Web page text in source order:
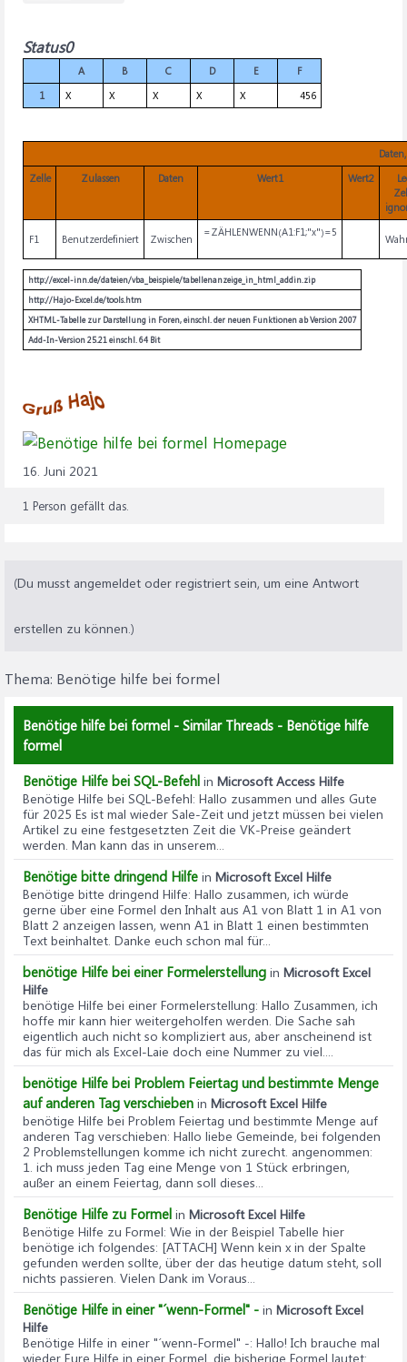
Status0
A B C D E
F
1
X X X X X 456
Zelle
Zulassen Daten Wert1 Wert2
F1 Benutzerdefiniert Zwischen
=ZÄHLENWENN(A1:F1;"x")=5
http://excel-inn.de/dateien/vba_beispiele/tabellenanzeige_in_html_addin.zip
http://Hajo-Excel.de/tools.htm
XHTML-Tabelle zur Darstellung in Foren, einschl. der neuen Funktionen ab Version 2007
Add-In-Version 25.21 einschl. 64 Bit
16. Juni 2021
1 Person gefällt das.
(Du musst angemeldet oder registriert sein, um eine Antwort
erstellen zu können.)
Thema: Benötige hilfe bei formel
Benötige hilfe bei formel - Similar Threads - Benötige hilfe
formel
Benötige Hilfe bei SQL-Befehl in Microsoft Access Hilfe
Benötige Hilfe bei SQL-Befehl: Hallo zusammen und alles Gute
für 2025 Es ist mal wieder Sale-Zeit und jetzt müssen bei vielen
Artikel zu eine festgesetzten Zeit die VK-Preise geändert
werden. Man kann das in unserem...
Benötige bitte dringend Hilfe in Microsoft Excel Hilfe
Benötige bitte dringend Hilfe: Hallo zusammen, ich würde
gerne über eine Formel den Inhalt aus A1 von Blatt 1 in A1 von
Blatt 2 anzeigen lassen, wenn A1 in Blatt 1 einen bestimmten
Text beinhaltet. Danke euch schon mal für...
benötige Hilfe bei einer Formelerstellung in Microsoft Excel
Hilfe
benötige Hilfe bei einer Formelerstellung: Hallo Zusammen, ich
hoffe mir kann hier weitergeholfen werden. Die Sache sah
eigentlich auch nicht so kompliziert aus, aber anscheinend ist
das für mich als Excel-Laie doch eine Nummer zu viel....
benötige Hilfe bei Problem Feiertag und bestimmte Menge
auf anderen Tag verschieben in Microsoft Excel Hilfe
benötige Hilfe bei Problem Feiertag und bestimmte Menge auf
anderen Tag verschieben: Hallo liebe Gemeinde, bei folgenden
2 Problemstellungen komme ich nicht zurecht. angenommen:
1. ich muss jeden Tag eine Menge von 1 Stück erbringen,
außer an einem Feiertag, dann soll dieses...
Benötige Hilfe zu Formel in Microsoft Excel Hilfe
Benötige Hilfe zu Formel: Wie in der Beispiel Tabelle hier
benötige ich folgendes: [ATTACH] Wenn kein x in der Spalte
gefunden werden sollte, über der das heutige datum steht, soll
nichts passieren. Vielen Dank im Voraus...
Benötige Hilfe in einer "´wenn-Formel" - in Microsoft Excel
Hilfe
Benötige Hilfe in einer "´wenn-Formel" -: Hallo! Ich brauche mal
wieder Eure Hilfe in einer Formel. die bisherige Formel lautet:...